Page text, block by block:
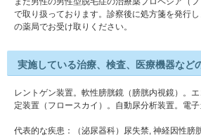
で取り扱っております。診察後に処方箋を発行
の薬局でお受け取りください。
実施している治療、検査、医療機器など
レントゲン装置。軟性膀胱鏡（膀胱内視鏡）。
定装置（フロースカイ）。自動尿分析装置。電子
代表的な疾患：（泌尿器科）尿失禁, 神経因性膀